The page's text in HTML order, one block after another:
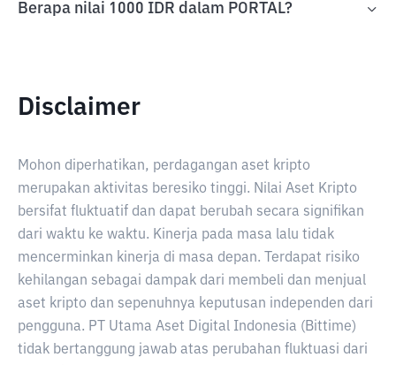
Berapa nilai 1000 IDR dalam PORTAL?
Disclaimer
Mohon diperhatikan, perdagangan aset kripto
merupakan aktivitas beresiko tinggi. Nilai Aset Kripto
bersifat fluktuatif dan dapat berubah secara signifikan
dari waktu ke waktu. Kinerja pada masa lalu tidak
mencerminkan kinerja di masa depan. Terdapat risiko
kehilangan sebagai dampak dari membeli dan menjual
aset kripto dan sepenuhnya keputusan independen dari
pengguna. PT Utama Aset Digital Indonesia (Bittime)
tidak bertanggung jawab atas perubahan fluktuasi dari